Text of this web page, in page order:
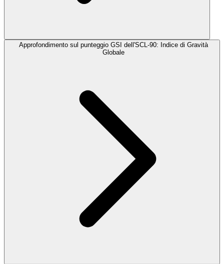
Approfondimento sul punteggio GSI dell'SCL-90: Indice di Gravità
Globale